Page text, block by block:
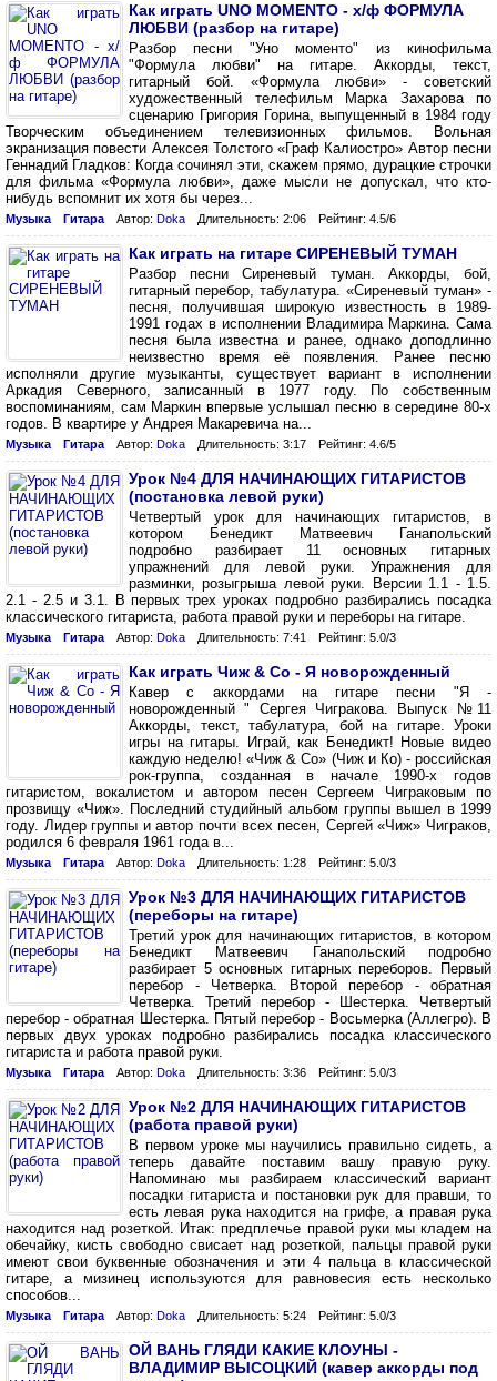
Как играть UNO MOMENTO - х/ф ФОРМУЛА
ЛЮБВИ (разбор на гитаре)
Разбор песни "Уно моменто" из кинофильма
"Формула любви" на гитаре. Аккорды, текст,
гитарный бой. «Формула любви» - советский
художественный телефильм Марка Захарова по
сценарию Григория Горина, выпущенный в 1984 году
Творческим объединением телевизионных фильмов. Вольная
экранизация повести Алексея Толстого «Граф Калиостро» Автор песни
Геннадий Гладков: Когда сочинял эти, скажем прямо, дурацкие строчки
для фильма «Формула любви», даже мысли не допускал, что кто-
нибудь вспомнит их хотя бы через...
Музыка Гитара Автор: Doka Длительность: 2:06 Рейтинг: 4.5/6
Как играть на гитаре СИРЕНЕВЫЙ ТУМАН
Разбор песни Сиреневый туман. Аккорды, бой,
гитарный перебор, табулатура. «Сиреневый туман» -
песня, получившая широкую известность в 1989-
1991 годах в исполнении Владимира Маркина. Сама
песня была известна и ранее, однако доподлинно
неизвестно время её появления. Ранее песню
исполняли другие музыканты, существует вариант в исполнении
Аркадия Северного, записанный в 1977 году. По собственным
воспоминаниям, сам Маркин впервые услышал песню в середине 80-х
годов. В квартире у Андрея Макаревича на...
Музыка Гитара Автор: Doka Длительность: 3:17 Рейтинг: 4.6/5
Урок №4 ДЛЯ НАЧИНАЮЩИХ ГИТАРИСТОВ
(постановка левой руки)
Четвертый урок для начинающих гитаристов, в
котором Бенедикт Матвеевич Ганапольский
подробно разбирает 11 основных гитарных
упражнений для левой руки. Упражнения для
разминки, розыгрыша левой руки. Версии 1.1 - 1.5.
2.1 - 2.5 и 3.1. В первых трех уроках подробно разбирались посадка
классического гитариста, работа правой руки и переборы на гитаре.
Музыка Гитара Автор: Doka Длительность: 7:41 Рейтинг: 5.0/3
Как играть Чиж & Co - Я новорожденный
Кавер с аккордами на гитаре песни "Я -
новорожденный " Сергея Чигракова. Выпуск №11
Аккорды, текст, табулатура, бой на гитаре. Уроки
игры на гитары. Играй, как Бенедикт! Новые видео
каждую неделю! «Чиж & Со» (Чиж и Ко) - российская
рок-группа, созданная в начале 1990-х годов
гитаристом, вокалистом и автором песен Сергеем Чиграковым по
прозвищу «Чиж». Последний студийный альбом группы вышел в 1999
году. Лидер группы и автор почти всех песен, Сергей «Чиж» Чиграков,
родился 6 февраля 1961 года в...
Музыка Гитара Автор: Doka Длительность: 1:28 Рейтинг: 5.0/3
Урок №3 ДЛЯ НАЧИНАЮЩИХ ГИТАРИСТОВ
(переборы на гитаре)
Третий урок для начинающих гитаристов, в котором
Бенедикт Матвеевич Ганапольский подробно
разбирает 5 основных гитарных переборов. Первый
перебор - Четверка. Второй перебор - обратная
Четверка. Третий перебор - Шестерка. Четвертый
перебор - обратная Шестерка. Пятый перебор - Восьмерка (Аллегро). В
первых двух уроках подробно разбирались посадка классического
гитариста и работа правой руки.
Музыка Гитара Автор: Doka Длительность: 3:36 Рейтинг: 5.0/3
Урок №2 ДЛЯ НАЧИНАЮЩИХ ГИТАРИСТОВ
(работа правой руки)
В первом уроке мы научились правильно сидеть, а
теперь давайте поставим вашу правую руку.
Напоминаю мы разбираем классический вариант
посадки гитариста и постановки рук для правши, то
есть левая рука находится на грифе, а правая рука
находится над розеткой. Итак: предплечье правой руки мы кладем на
обечайку, кисть свободно свисает над розеткой, пальцы правой руки
имеют свои буквенные обозначения и эти 4 пальца в классической
гитаре, а мизинец используются для равновесия есть несколько
способов...
Музыка Гитара Автор: Doka Длительность: 5:24 Рейтинг: 5.0/3
ОЙ ВАНЬ ГЛЯДИ КАКИЕ КЛОУНЫ -
ВЛАДИМИР ВЫСОЦКИЙ (кавер аккорды под